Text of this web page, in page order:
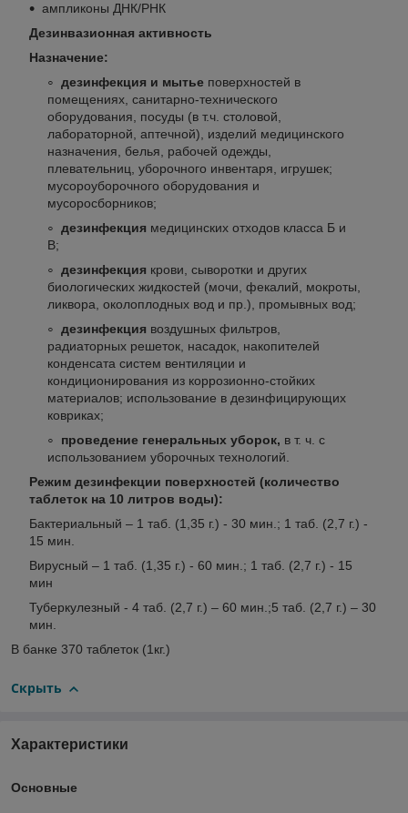
ампликоны ДНК/РНК
Дезинвазионная активность
Назначение:
дезинфекция и мытье поверхностей в
помещениях, санитарно-технического
оборудования, посуды (в т.ч. столовой,
лабораторной, аптечной), изделий медицинского
назначения, белья, рабочей одежды,
плевательниц, уборочного инвентаря, игрушек;
мусороуборочного оборудования и
мусоросборников;
дезинфекция медицинских отходов класса Б и
В;
дезинфекция крови, сыворотки и других
биологических жидкостей (мочи, фекалий, мокроты,
ликвора, околоплодных вод и пр.), промывных вод;
дезинфекция воздушных фильтров,
радиаторных решеток, насадок, накопителей
конденсата систем вентиляции и
кондиционирования из коррозионно-стойких
материалов; использование в дезинфицирующих
ковриках;
проведение генеральных уборок, в т. ч. с
использованием уборочных технологий.
Режим дезинфекции поверхностей (количество
таблеток на 10 литров воды):
Бактериальный – 1 таб. (1,35 г.) - 30 мин.; 1 таб. (2,7 г.) -
15 мин.
Вирусный – 1 таб. (1,35 г.) - 60 мин.; 1 таб. (2,7 г.) - 15
мин
Туберкулезный - 4 таб. (2,7 г.) – 60 мин.;5 таб. (2,7 г.) – 30
мин.
В банке 370 таблеток (1кг.)
Скрыть
Характеристики
Основные